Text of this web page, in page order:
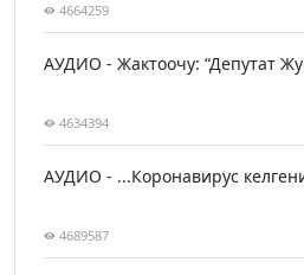
4664259
АУДИО - Жактоочу: “Депутат
4634394
АУДИО - ...Коронавирус
4689587